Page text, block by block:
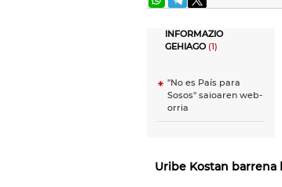
INFORMAZIO
GEHIAGO(1)
"No es País para
Sosos" saioaren web-
orria
Uribe Kostan barrena